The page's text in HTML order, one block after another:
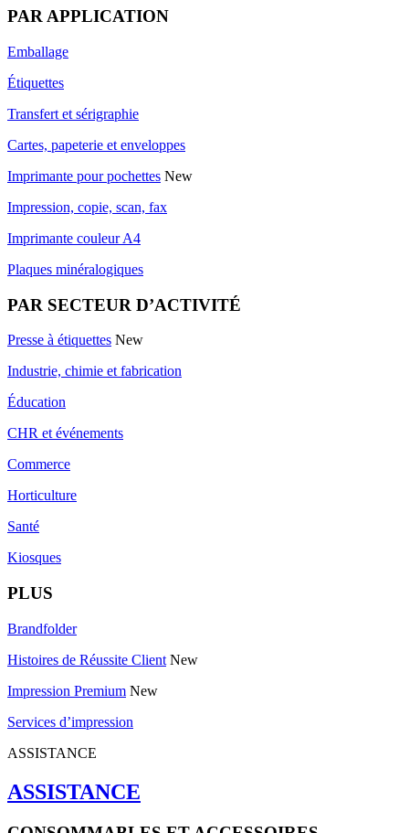
PAR APPLICATION
Emballage
Étiquettes
Transfert et sérigraphie
Cartes, papeterie et enveloppes
Imprimante pour pochettes New
Impression, copie, scan, fax
Imprimante couleur A4
Plaques minéralogiques
PAR SECTEUR D’ACTIVITÉ
Presse à étiquettes New
Industrie, chimie et fabrication
Éducation
CHR et événements
Commerce
Horticulture
Santé
Kiosques
PLUS
Brandfolder
Histoires de Réussite Client New
Impression Premium New
Services d’impression
ASSISTANCE
ASSISTANCE